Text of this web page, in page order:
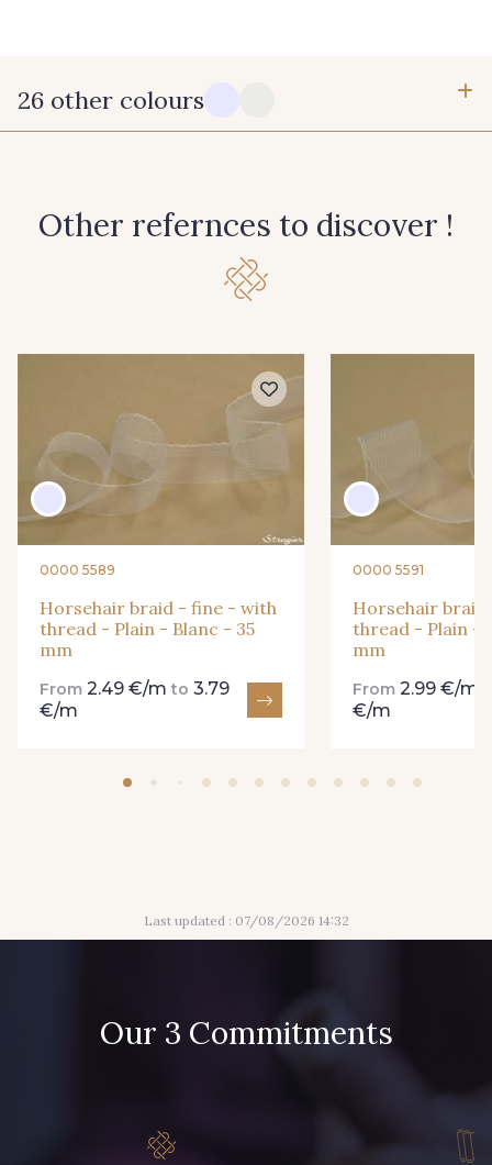
26 other colours
42 - Rose Blush
43 - Rouge
48 - Mandarine 49 - Vert Amande
50 - Peau 51 - Chocolat
52 - Grège 54 - Turquoise
Other refernces to discover !
0000 5589
Horsehair braid - fine - with
thread - Plain - Blanc - 35
mm
From 2.49 €/m to 3.79
€/m
0000 5591
Horsehair
thread - Plain -
mm
From2.99 €/m
€/m
Last updated : 07/08/2026 14:32
Our 3 Commitments